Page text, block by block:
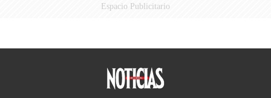
Espacio Publicitario